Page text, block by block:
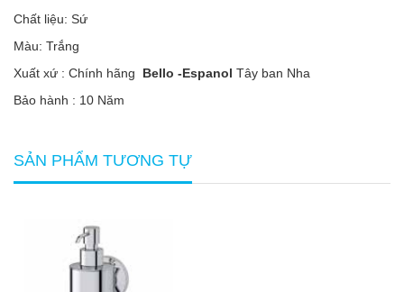
Chất liệu: Sứ
Màu: Trắng
Xuất xứ : Chính hãng Bello -Espanol Tây ban Nha
Bảo hành : 10 Năm
SẢN PHẨM TƯƠNG TỰ